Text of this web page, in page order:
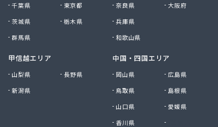
株式会社青木サービス
株式会社石川鉄沖商店
株式会社石泰商会
株式会社鷹羽商店
株式会社中部燃料
株式会社土川油店 L.P.G充填所
千葉県
東京都
茨城県
栃木県
群馬県
甲信越エリア
山梨県
長野県
新潟県
奈良県
大阪府
兵庫県
和歌山県
中国・四国エリア
岡山県
広島県
鳥取県
島根県
山口県
愛媛県
香川県